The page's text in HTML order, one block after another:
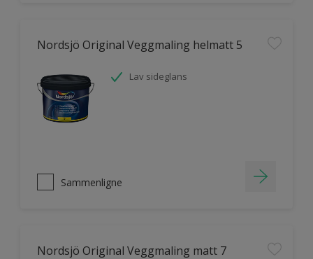
Nordsjö Original Veggmaling helmatt 5
Lav sideglans
Sammenligne
Nordsjö Original Veggmaling matt 7